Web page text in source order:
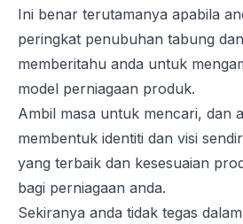
Ini benar terutamanya apabila
peringkat penubuhan tabung
memberitahu anda untuk
model perniagaan produk.
Ambil masa untuk mencari, dan
membentuk identiti dan visi
yang terbaik dan kesesuaian
bagi perniagaan anda.
Sekiranya anda tidak tegas